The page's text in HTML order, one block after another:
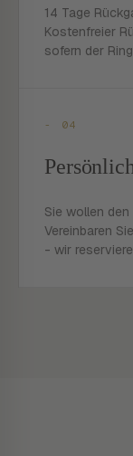
14 Tage
Kostenfreier
sofern der
- 04
Sie wollen
Vereinbaren
- wir